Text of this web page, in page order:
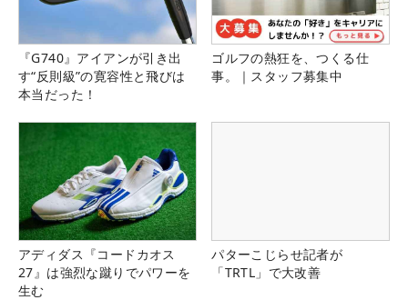
『G740』アイアンが引き出
す“反則級”の寛容性と飛びは
本当だった！
ゴルフの熱狂を、つくる仕
事。｜スタッフ募集中
アディダス『コードカオス
27』は強烈な蹴りでパワーを
生む
パターこじらせ記者が
「TRTL」で大改善